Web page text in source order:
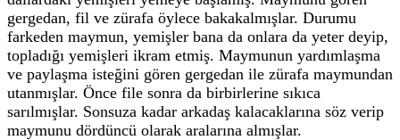
gergedan, fil ve zürafa öylece bakakalmışlar. Durumu
farkeden maymun, yemişler bana da onlara da yeter deyip,
topladığı yemişleri ikram etmiş. Maymunun yardımlaşma
ve paylaşma isteğini gören gergedan ile zürafa maymundan
utanmışlar. Önce file sonra da birbirlerine sıkıca
sarılmışlar. Sonsuza kadar arkadaş kalacaklarına söz verip
maymunu dördüncü olarak aralarına almışlar.